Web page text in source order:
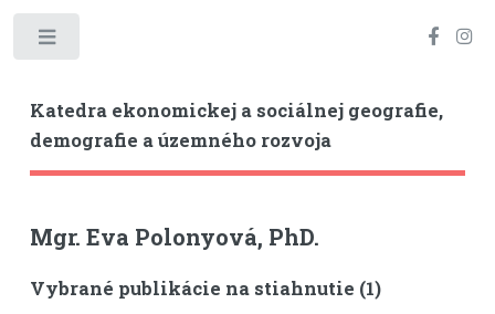
Katedra ekonomickej a sociálnej geografie,
demografie a územného rozvoja
Mgr. Eva Polonyová, PhD.
Vybrané publikácie na stiahnutie (1)